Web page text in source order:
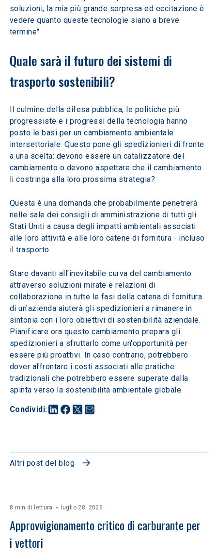
Condividi:
soluzioni, la mia più grande sorpresa ed eccitazione è
vedere quanto queste tecnologie siano a breve
termine"
Quale sarà il futuro dei sistemi di
trasporto sostenibili?
Il culmine della difesa pubblica, le politiche più
progressiste e i progressi della tecnologia hanno
posto le basi per un cambiamento ambientale
intersettoriale. Questo pone gli spedizionieri di fronte
a una scelta: devono essere un catalizzatore del
cambiamento o devono aspettare che il cambiamento
li costringa alla loro prossima strategia?
Questa è una domanda che probabilmente penetrerà
nelle sale dei consigli di amministrazione di tutti gli
Stati Uniti a causa degli impatti ambientali associati
alle loro attività e alle loro catene di fornitura - incluso
il trasporto.
Stare davanti all'inevitabile curva del cambiamento
attraverso soluzioni mirate e relazioni di
collaborazione in tutte le fasi della catena di fornitura
di un'azienda aiuterà gli spedizionieri a rimanere in
sintonia con i loro obiettivi di sostenibilità aziendale.
Pianificare ora questo cambiamento prepara gli
spedizionieri a sfruttarlo come un'opportunità per
essere più proattivi. In caso contrario, potrebbero
dover affrontare i costi associati alle pratiche
tradizionali che potrebbero essere superate dalla
spinta verso la sostenibilità ambientale globale.
Altri post del blog
8 min di lettura luglio 28, 2026
Approvvigionamento critico di carburante per
i vettori